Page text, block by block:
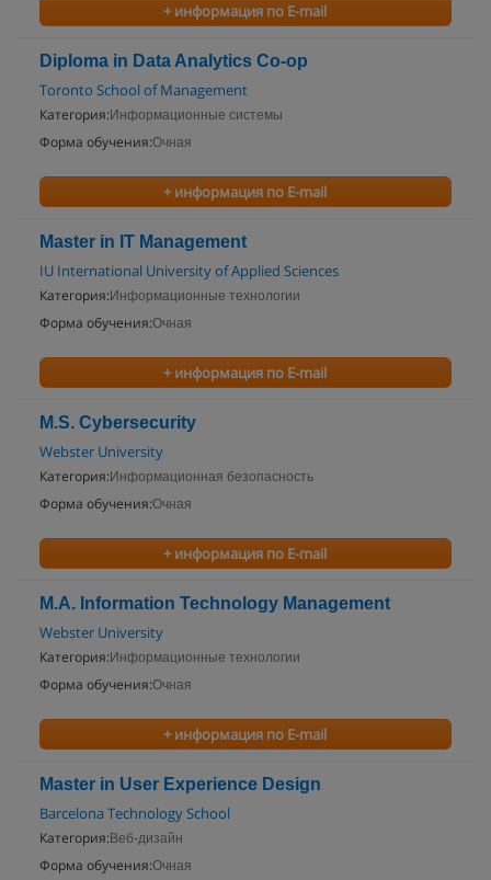
+ информация по E-mail
Diploma in Data Analytics Co-op
Toronto School of Management
Категория: Информационные системы
Форма обучения:Очная
+ информация по E-mail
Master in IT Management
IU International University of Applied Sciences
Категория: Информационные технологии
Форма обучения:Очная
+ информация по E-mail
M.S. Cybersecurity
Webster University
Категория: Информационная безопасность
Форма обучения:Очная
+ информация по E-mail
M.A. Information Technology Management
Webster University
Категория: Информационные технологии
Форма обучения:Очная
+ информация по E-mail
Master in User Experience Design
Barcelona Technology School
Категория: Веб-дизайн
Форма обучения:Очная